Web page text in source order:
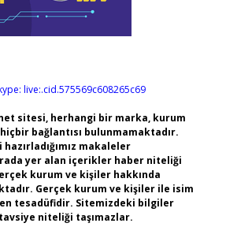
live:.cid.575569c608265c69
sitesi, herhangi bir marka, kurum
bağlantısı bulunmamaktadır.
makaleler
yer alan içerikler haber niteliği
kurum ve kişiler hakkında
Gerçek kurum ve kişiler ile isim
tesadüfidir. Sitemizdeki bilgiler
niteliği taşımazlar.